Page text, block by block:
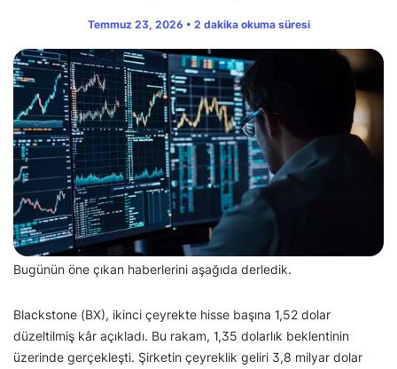
Temmuz 23, 2026 • 2 dakika okuma süresi
Bugünün öne çıkan haberlerini aşağıda derledik.
Blackstone (BX), ikinci çeyrekte hisse başına 1,52 dolar
düzeltilmiş kâr açıkladı. Bu rakam, 1,35 dolarlık beklentinin
üzerinde gerçekleşti. Şirketin çeyreklik geliri 3,8 milyar dolar